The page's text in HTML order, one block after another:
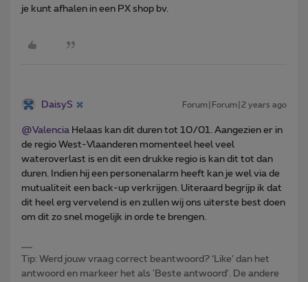
je kunt afhalen in een PX shop bv.
DaisyS Forum|Forum|2 years ago
@Valencia Helaas kan dit duren tot 10/01. Aangezien er in
de regio West-Vlaanderen momenteel heel veel
wateroverlast is en dit een drukke regio is kan dit tot dan
duren. Indien hij een personenalarm heeft kan je wel via de
mutualiteit een back-up verkrijgen. Uiteraard begrijp ik dat
dit heel erg vervelend is en zullen wij ons uiterste best doen
om dit zo snel mogelijk in orde te brengen.
Tip: Werd jouw vraag correct beantwoord? ‘Like’ dan het
antwoord en markeer het als 'Beste antwoord'. De andere